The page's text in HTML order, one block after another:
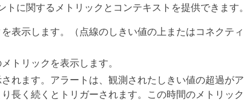
に関するメトリックとコンテキストを提供できます。
表示します。（点線のしきい値の上またはコネクティ
トリックを表示します。
れます。アラートは、観測されたしきい値の超過がア
長く続くとトリガーされます。この時間のメトリック